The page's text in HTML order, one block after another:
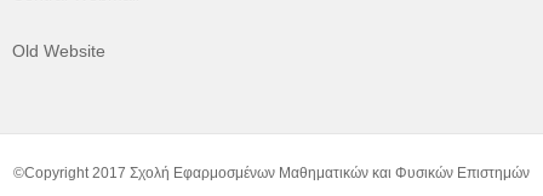
Old Website
©Copyright 2017 Σχολή Εφαρμοσμένων Μαθηματικών και Φυσικών Επιστημών